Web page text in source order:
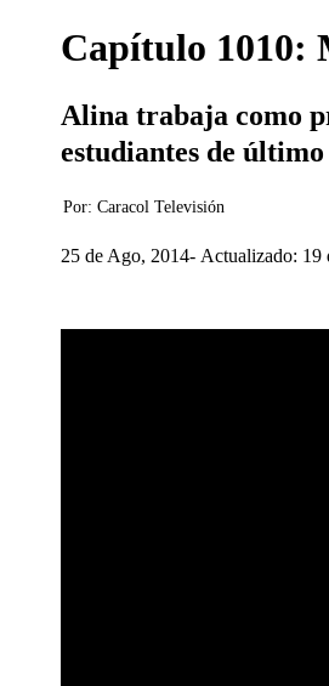
Capítulo 1010:
Alina trabaja como
estudiantes de último
Por: Caracol Televisión
25 de Ago, 2014 Actualizado: 19